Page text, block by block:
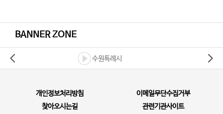
BANNER ZONE
수원특례시
개인정보처리방침
이메일무단수집거부
찾아오시는길
관련기관사이트